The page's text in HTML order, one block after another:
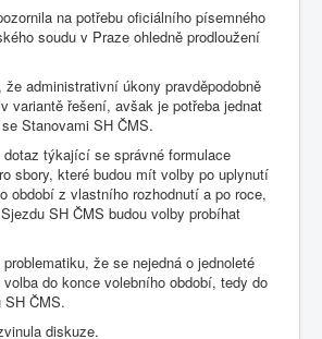
na potřebu oficiálního písemného
soudu v Praze ohledně prodloužení
administrativní úkony pravděpodobně
variantě řešení, avšak je potřeba jednat
Stanovami SH ČMS.
týkající se správné formulace
sbory, které budou mít volby po uplynutí
období z vlastního rozhodnutí a po roce,
SH ČMS budou volby probíhat
že se nejedná o jednoleté
do konce volebního období, tedy do
SH ČMS.
diskuze.